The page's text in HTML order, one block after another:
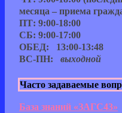
месяца – приема
ПТ: 9:00-18:00
СБ: 9:00-17:00
ОБЕД: 13:00-13:48
ВС-ПН: выходной
Часто задаваемые
База знаний «ЗАГС43»